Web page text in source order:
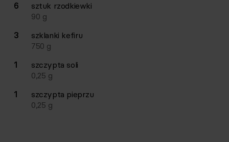
6
sztuk rzodkiewki
90 g
3
szklanki kefiru
750 g
1
szczypta soli
0,25 g
1
szczypta pieprzu
0,25 g